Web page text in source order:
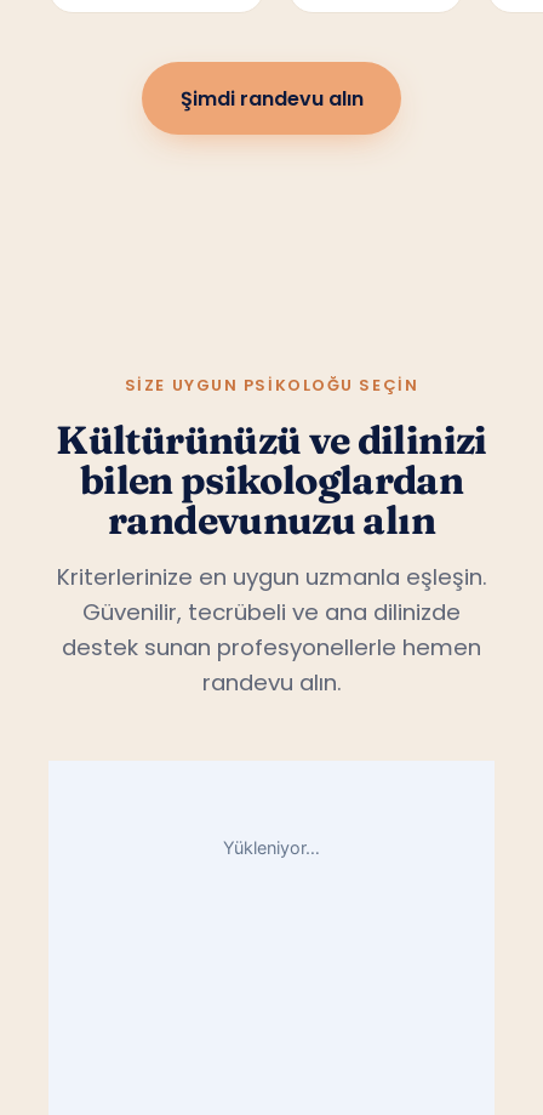
Şimdi randevu alın
SIZE UYGUN PSIKOLOĞU SEÇIN
Kültürünüzü ve dilinizi
bilen psikologlardan
randevunuzu alın
Kriterlerinize en uygun uzmanla eşleşin.
Güvenilir, tecrübeli ve ana dilinizde
destek sunan profesyonellerle hemen
randevu alın.